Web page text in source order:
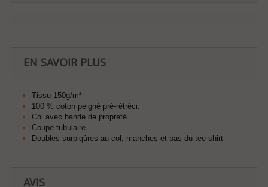
EN SAVOIR PLUS
Tissu 150g/m²
100 % coton peigné pré-rétréci.
Col avec bande de propreté
Coupe tubulaire
Doubles surpiqûres au col, manches et bas du tee-shirt
AVIS